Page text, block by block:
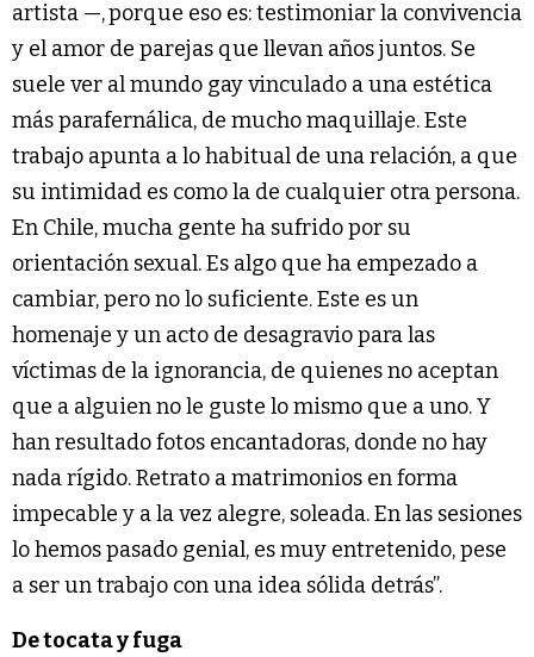
artista —,porque eso es: testimoniar la convivencia
y el amor de parejas que llevan años juntos. Se
suele ver al mundo gay vinculado a una estética
más parafernálica, de mucho maquillaje. Este
trabajo apunta a lo habitual de una relación, a que
su intimidad es como la de cualquier otra persona.
En Chile, mucha gente ha sufrido por su
orientación sexual. Es algo que ha empezado a
cambiar, pero no lo suficiente. Este es un
homenaje y un acto de desagravio para las
víctimas de la ignorancia, de quienes no aceptan
que a alguien no le guste lo mismo que a uno. Y
han resultado fotos encantadoras, donde no hay
nada rígido. Retrato a matrimonios en forma
impecable y a la vez alegre, soleada. En las sesiones
lo hemos pasado genial, es muy entretenido, pese
a ser un trabajo con una idea sólida detrás”.
De tocata y fuga